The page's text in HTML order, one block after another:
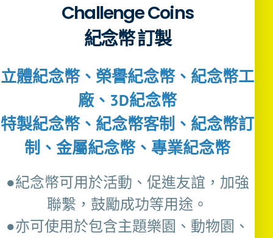
Challenge Coins
紀念幣 訂製
立體紀念幣、榮譽紀念幣、紀念幣工
廠、3D紀念幣
特製紀念幣、紀念幣客制、紀念幣訂
制、金屬紀念幣、專業紀念幣
●紀念幣可用於活動、促進友誼，加強
聯繫，鼓勵成功等用途。
●亦可使用於包含主題樂園、動物園、